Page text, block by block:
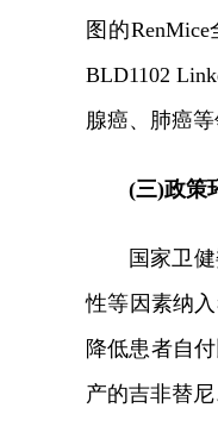
图的
BLD1102
腺癌、肺癌等
(三)政策
国家卫
性等因素纳
降低患者自
产的吉非替